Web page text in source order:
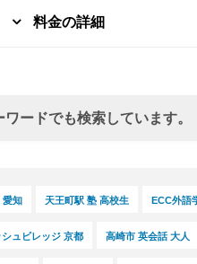
料金の詳細
分
ードでも検索しています。
愛知 天王町駅 塾 高校生 ECC外語
ュビレッジ 京都 高崎市 英会話 大人